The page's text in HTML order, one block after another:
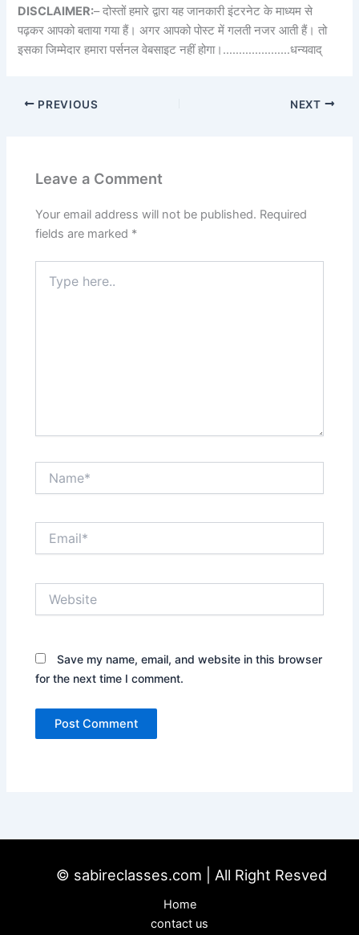
DISCLAIMER:– दोस्तों हमारे द्वारा यह जानकारी इंटरनेट के माध्यम से
पढ़कर आपको बताया गया हैं। अगर आपको पोस्ट में गलती नजर आती हैं। तो
इसका जिम्मेदार हमारा पर्सनल वेबसाइट नहीं होगा।…………………धन्यवाद्
PREVIOUS NEXT
Leave a Comment
Your email address will not be published. Required
fields are marked *
here..
Save my name, email, and website in this browser
for the next time I comment.
© sabireclasses.com | All Right Resved
Home
contact us